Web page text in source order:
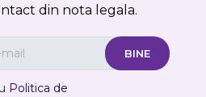
din nota legala.
Politica de